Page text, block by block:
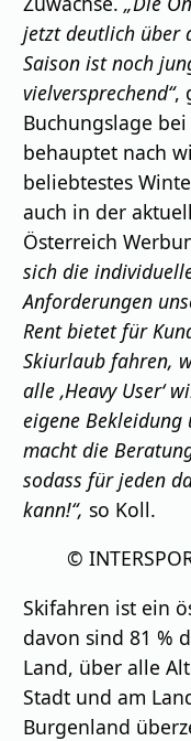
jetzt deutlich über
Saison ist noch
vielversprechend“,
Buchungslage
behauptet nach
beliebtestes
auch in der
Österreich
sich die
Anforderungen
Rent bietet für
Skiurlaub fahren,
alle‚Heavy User‘
eigene Bekleidung
macht die
sodass für jeden
kann!“, so Koll.
©
Skifahren ist ein
davon sind 81 %
Land, über alle
Stadt und am
Burgenland